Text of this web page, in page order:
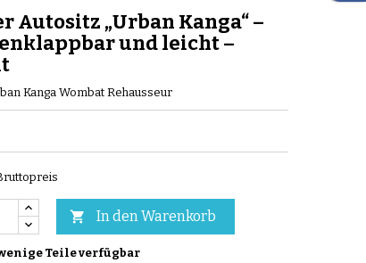
Autositz „Urban Kanga“ –
und leicht –
Kanga Wombat Rehausseur
 In den Warenkorb
Teile verfügbar